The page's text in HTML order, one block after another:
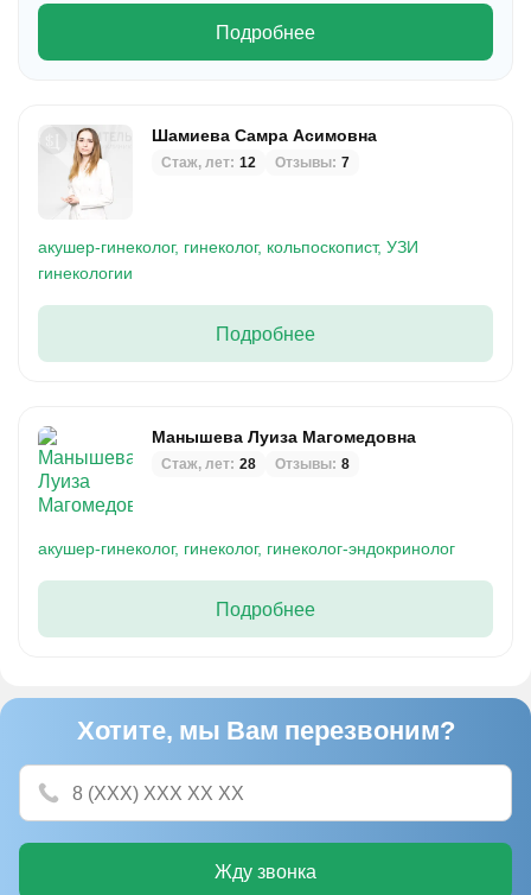
Подробнее
Шамиева Самра Асимовна
Стаж, лет: 12 Отзывы: 7
акушер-гинеколог, гинеколог, кольпоскопист, УЗИ
гинекологии
Подробнее
Манышева Луиза Магомедовна
Стаж, лет: 28 Отзывы: 8
акушер-гинеколог, гинеколог, гинеколог-эндокринолог
Подробнее
Хотите, мы Вам перезвоним?
Жду звонка